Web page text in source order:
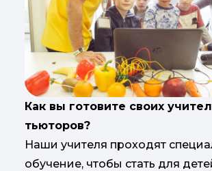
Как вы готовите своих
тьюторов?
Наши учителя проходят
обучение, чтобы стать для